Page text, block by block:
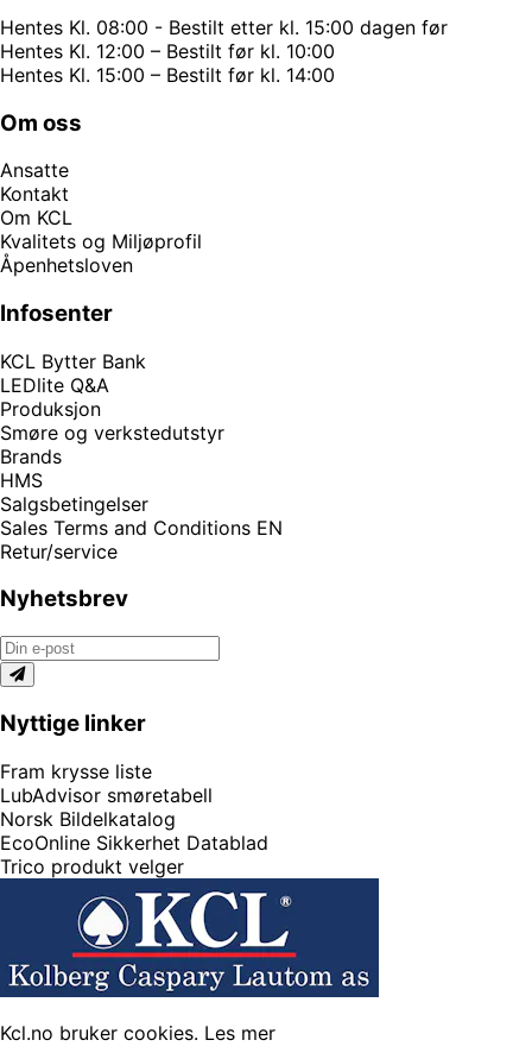
Hentes Kl. 08:00 - Bestilt etter kl. 15:00 dagen før
Hentes Kl. 12:00 – Bestilt før kl. 10:00
Hentes Kl. 15:00 – Bestilt før kl. 14:00
Om oss
Ansatte
Kontakt
Om KCL
Kvalitets og Miljøprofil
Åpenhetsloven
Infosenter
KCL Bytter Bank
LEDlite Q&A
Produksjon
Smøre og verkstedutstyr
Brands
HMS
Salgsbetingelser
Sales Terms and Conditions EN
Retur/service
Nyhetsbrev
Nyttige linker
Fram krysse liste
LubAdvisor smøretabell
Norsk Bildelkatalog
EcoOnline Sikkerhet Datablad
Trico produkt velger
Kcl.no bruker cookies. Les mer